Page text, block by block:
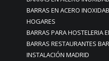
BARRAS EN ACERO
HOGARES
BARRAS PARA HOSTELERIA
BARRAS RESTAURANTES
INSTALACIÓN MADRID